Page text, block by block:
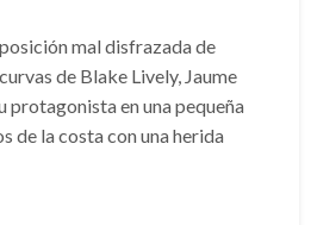
mal disfrazada de
de Blake Lively, Jaume
protagonista en una pequeña
de la costa con una herida